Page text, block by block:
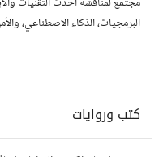
البرمجيات، الذكاء الاصطناعي،
كتب وروايات